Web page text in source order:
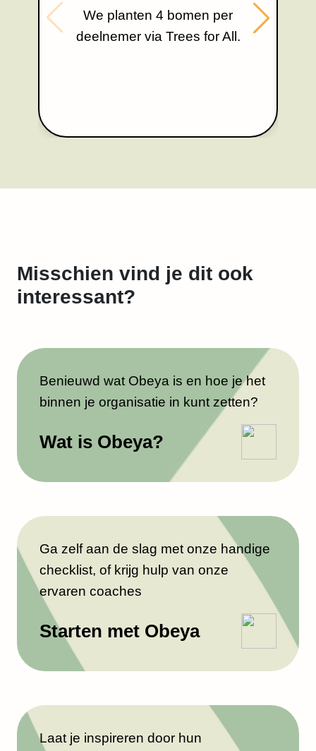
We planten 4 bomen per
deelnemer via Trees for All.
Misschien vind je dit ook
interessant?
Benieuwd wat Obeya is en hoe je het
binnen je organisatie in kunt zetten?
Wat is Obeya?
Ga zelf aan de slag met onze handige
checklist, of krijg hulp van onze
ervaren coaches
Starten met Obeya
Laat je inspireren door hun